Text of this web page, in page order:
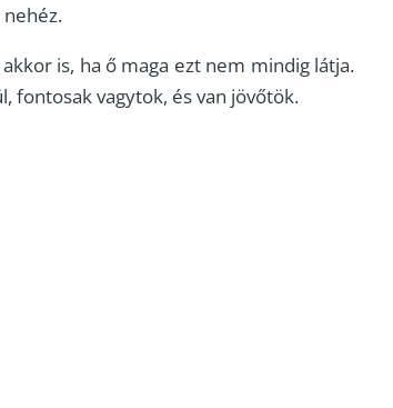
is, ha ő maga ezt nem mindig látja.
fontosak vagytok, és van jövőtök.